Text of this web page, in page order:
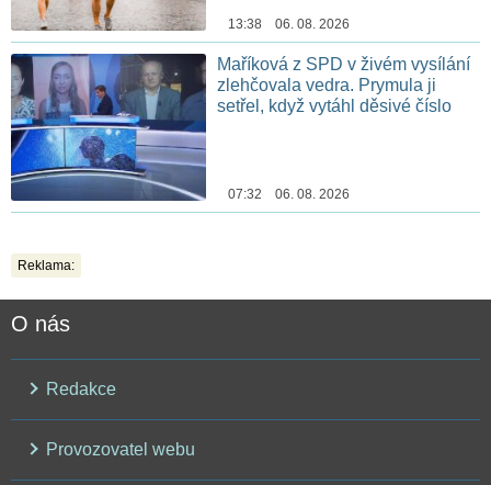
13:38 06. 08. 2026
Maříková z SPD v živém vysílání
zlehčovala vedra. Prymula ji
setřel, když vytáhl děsivé číslo
07:32 06. 08. 2026
Reklama:
O nás
Redakce
Provozovatel webu